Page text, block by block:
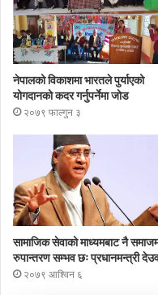
नेपालको विकाशमा भारतले पुर्याएको
योगदानको कदर गर्नुपर्नेमा जोड
२०७९ फाल्गुन ३
सामाजिक सेवाको माध्यमबाट नै
रुपान्तरण सम्भव छः प्रधानमन्त्री
२०७९ आश्विन ६